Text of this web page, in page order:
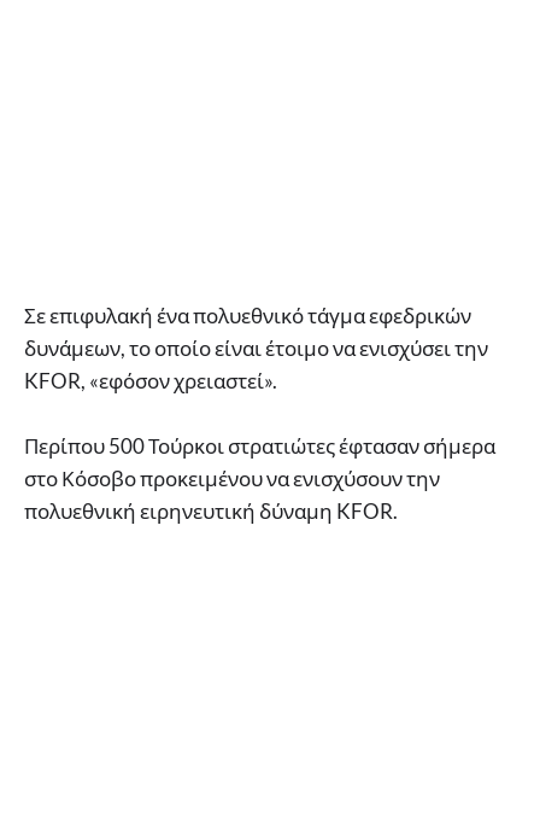
Σε επιφυλακή ένα πολυεθνικό τάγμα εφεδρικών
δυνάμεων, το οποίο είναι έτοιμο να ενισχύσει την
KFOR, «εφόσον χρειαστεί».
Περίπου 500 Τούρκοι στρατιώτες έφτασαν σήμερα
στο Κόσοβο προκειμένου να ενισχύσουν την
πολυεθνική ειρηνευτική δύναμη KFOR.